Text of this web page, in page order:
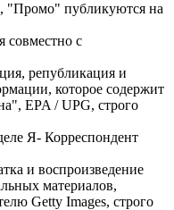
"Промо" публикуются на
совместно с
републикация и
которое содержит
EPA / UPG, строго
Я- Корреспондент
и воспроизведение
материалов,
Getty Images, строго